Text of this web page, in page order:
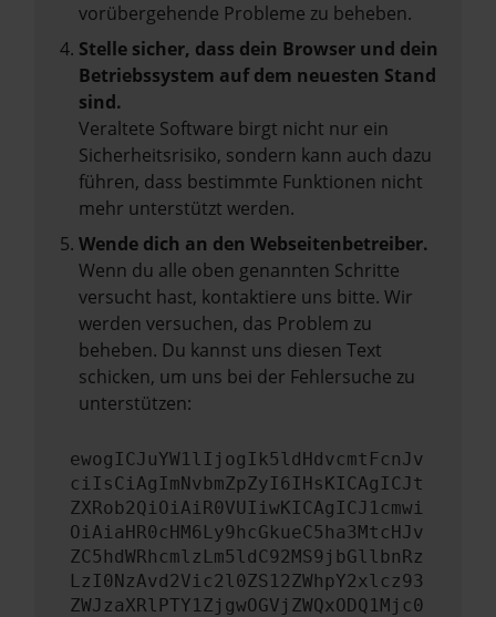
vorübergehende Probleme zu beheben.
Stelle sicher, dass dein Browser und dein
Betriebssystem auf dem neuesten Stand
sind.
Veraltete Software birgt nicht nur ein
Sicherheitsrisiko, sondern kann auch dazu
führen, dass bestimmte Funktionen nicht
mehr unterstützt werden.
Wende dich an den Webseitenbetreiber.
Wenn du alle oben genannten Schritte
versucht hast, kontaktiere uns bitte. Wir
werden versuchen, das Problem zu
beheben. Du kannst uns diesen Text
schicken, um uns bei der Fehlersuche zu
unterstützen:
ewogICJuYW1lIjogIk5ldHdvcmtFcnJv
ciIsCiAgImNvbmZpZyI6IHsKICAgICJt
ZXRob2QiOiAiR0VUIiwKICAgICJ1cmwi
OiAiaHR0cHM6Ly9hcGkueC5ha3MtcHJv
ZC5hdWRhcmlzLm5ldC92MS9jbGllbnRz
LzI0NzAvd2Vic2l0ZS12ZWhpY2xlcz93
ZWJzaXRlPTY1ZjgwOGVjZWQxODQ1Mjc0